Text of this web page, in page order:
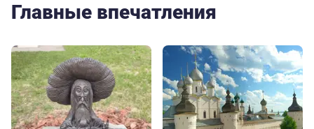
Главные впечатления